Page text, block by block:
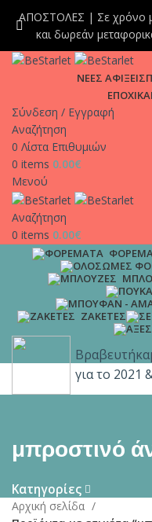
ΝΕΕΣ ΑΦΙΞΕΙΣ
ΕΠΟΧΙΚΑ
Σύνδεση / Εγγραφή
Αναζήτηση
0 Λίστα Επιθυμιών
0 items 0.00€
Μενού
Αναζήτηση
0 items 0.00€
ΖΑΚΈΤΕΣ
για το 2021
μπροστινό
Κατηγορίες
Αρχική σελίδα
ΑΠΟΣΤΟΛΕΣ | Σε χρόνο
και δωρεάν